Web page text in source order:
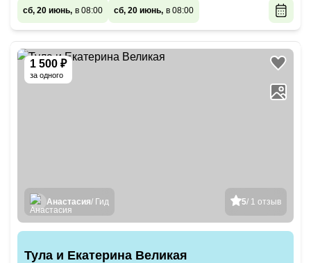
сб, 20 июнь, в 08:00 сб, 20 июнь, в 08:00
1 500 ₽
за одного
5/ 1 отзыв
Анастасия/ Гид
Тула и Екатерина Великая